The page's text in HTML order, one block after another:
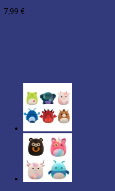
7,99 €